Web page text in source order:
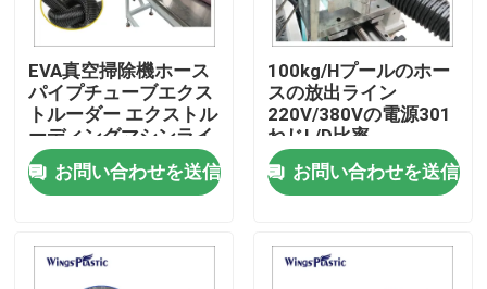
家
プロダクト
EVA真空掃除機ホース
パイプチューブエクス
トルーダー エクストル
ーディングマシンライ
ン
お問い合わせを送信
100kg/Hプールのホー
スの放出ライン
220V/380Vの電源301
ねじL/D比率
お問い合わせを送信